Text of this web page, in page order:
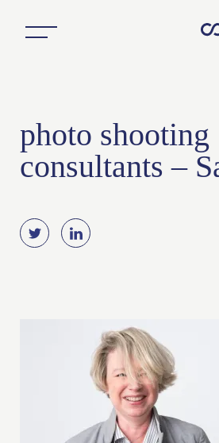
photo shooting
consultants –